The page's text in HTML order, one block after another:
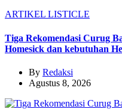
ARTIKEL LISTICLE
Tiga Rekomendasi Curug
Homesick dan kebutuhan
By Redaksi
Agustus 8, 2026